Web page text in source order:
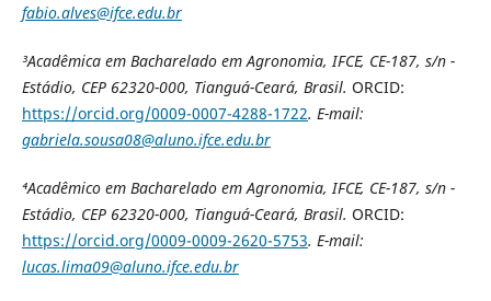
fabio.alves@ifce.edu.br
³Acadêmica em Bacharelado em Agronomia, IFCE, CE-187, s/n -
Estádio, CEP 62320-000, Tianguá-Ceará, Brasil. ORCID:
https://orcid.org/0009-0007-4288-1722. E-mail:
gabriela.sousa08@aluno.ifce.edu.br
⁴Acadêmico em Bacharelado em Agronomia, IFCE, CE-187, s/n -
Estádio, CEP 62320-000, Tianguá-Ceará, Brasil. ORCID:
https://orcid.org/0009-0009-2620-5753. E-mail:
lucas.lima09@aluno.ifce.edu.br